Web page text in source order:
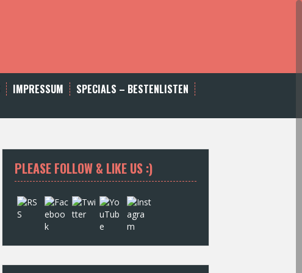
IMPRESSUM
SPECIALS – BESTENLISTEN
PLEASE FOLLOW & LIKE US :)